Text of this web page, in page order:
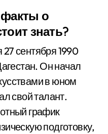
факты о
знать?
сентября 1990
Он начал
в юном
свой талант.
график
подготовку,